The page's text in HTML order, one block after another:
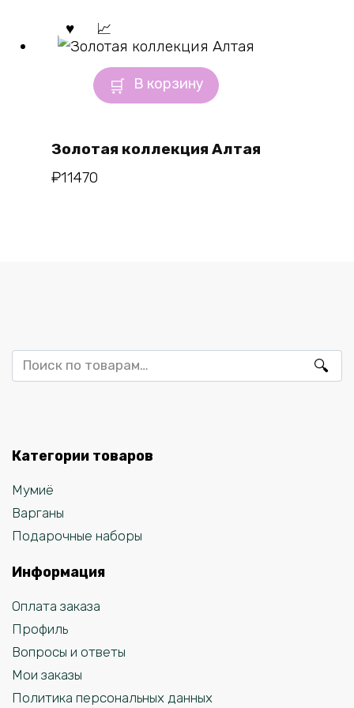
В корзину
Золотая коллекция Алтая
₽11470
Искать:
Категории товаров
Мумиё
Варганы
Подарочные наборы
Информация
Оплата заказа
Профиль
Вопросы и ответы
Мои заказы
Политика персональных данных